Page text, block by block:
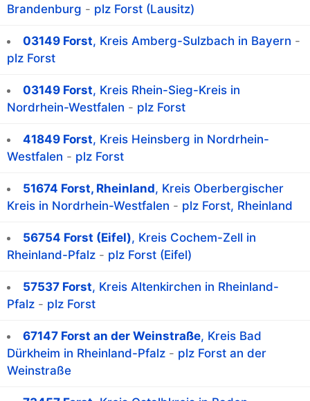
Brandenburg - plz Forst (Lausitz)
03149 Forst, Kreis Amberg-Sulzbach in Bayern -
plz Forst
03149 Forst, Kreis Rhein-Sieg-Kreis in
Nordrhein-Westfalen - plz Forst
41849 Forst, Kreis Heinsberg in Nordrhein-
Westfalen - plz Forst
51674 Forst, Rheinland, Kreis Oberbergischer
Kreis in Nordrhein-Westfalen - plz Forst, Rheinland
56754 Forst (Eifel), Kreis Cochem-Zell in
Rheinland-Pfalz - plz Forst (Eifel)
57537 Forst, Kreis Altenkirchen in Rheinland-
Pfalz - plz Forst
67147 Forst an der Weinstraße, Kreis Bad
Dürkheim in Rheinland-Pfalz - plz Forst an der
Weinstraße